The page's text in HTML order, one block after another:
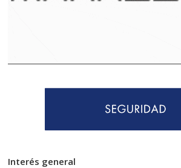
Interés general